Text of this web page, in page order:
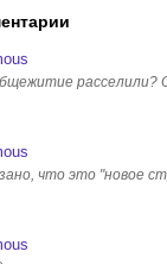
расселили?
что это "новое